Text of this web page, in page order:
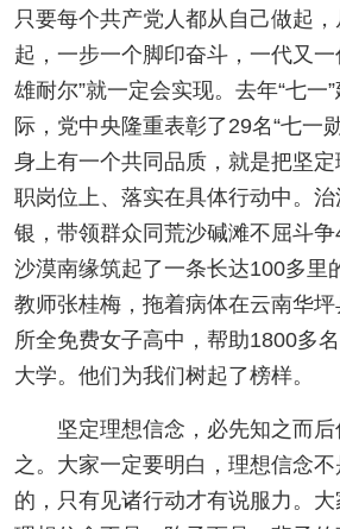
只要每个共产党人都从自己做起
起，一步一个脚印奋斗，一代又一
雄耐尔”就一定会实现。去年“七一
际，党中央隆重表彰了29名“七一
身上有一个共同品质，就是把坚
职岗位上、落实在具体行动中。
银，带领群众同荒沙碱滩不屈斗
沙漠南缘筑起了一条长达100多里
教师张桂梅，拖着病体在云南华
所全免费女子高中，帮助1800多
大学。他们为我们树起了榜样。
坚定理想信念，必先知之而
之。大家一定要明白，理想信念
的，只有见诸行动才有说服力。